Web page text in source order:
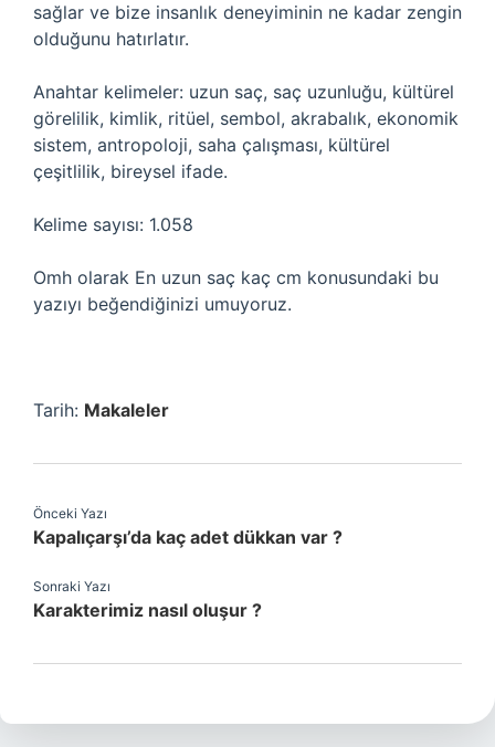
sağlar ve bize insanlık deneyiminin ne kadar zengin
olduğunu hatırlatır.
Anahtar kelimeler: uzun saç, saç uzunluğu, kültürel
görelilik, kimlik, ritüel, sembol, akrabalık, ekonomik
sistem, antropoloji, saha çalışması, kültürel
çeşitlilik, bireysel ifade.
Kelime sayısı: 1.058
Omh olarak En uzun saç kaç cm konusundaki bu
yazıyı beğendiğinizi umuyoruz.
Tarih: Makaleler
Önceki Yazı
Kapalıçarşı’da kaç adet dükkan var ?
Sonraki Yazı
Karakterimiz nasıl oluşur ?